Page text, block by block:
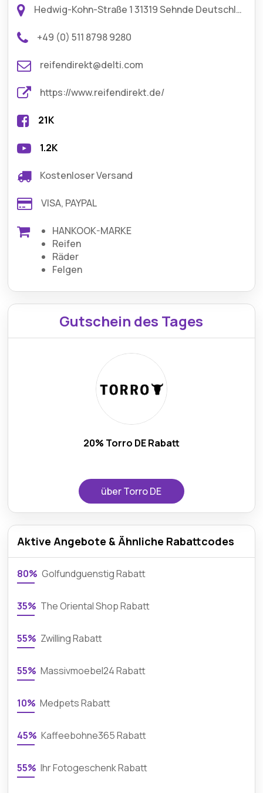
Hedwig-Kohn-Straße 1 31319 Sehnde Deutschland
+49 (0) 511 8798 9280
reifendirekt@delti.com
https://www.reifendirekt.de/
21K
1.2K
Kostenloser Versand
VISA, PAYPAL
HANKOOK-MARKE
Reifen
Räder
Felgen
Gutschein des Tages
20% Torro DE Rabatt
über Torro DE
Aktive Angebote & Ähnliche Rabattcodes
80% Golfundguenstig Rabatt
35% The Oriental Shop Rabatt
55% Zwilling Rabatt
55% Massivmoebel24 Rabatt
10% Medpets Rabatt
45% Kaffeebohne365 Rabatt
55% Ihr Fotogeschenk Rabatt